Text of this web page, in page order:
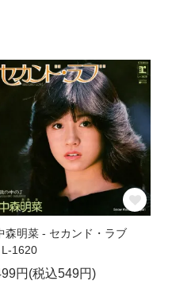
森明菜 - セカンド・ラブ
1620
円(税込549円)